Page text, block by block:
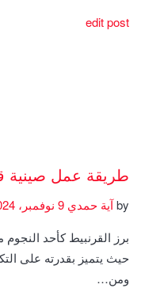
edit post
طريقة عمل صينية
byآية حمدي
برز القرنبيط كأحد
حيث يتميز بقدرته على
ومن…